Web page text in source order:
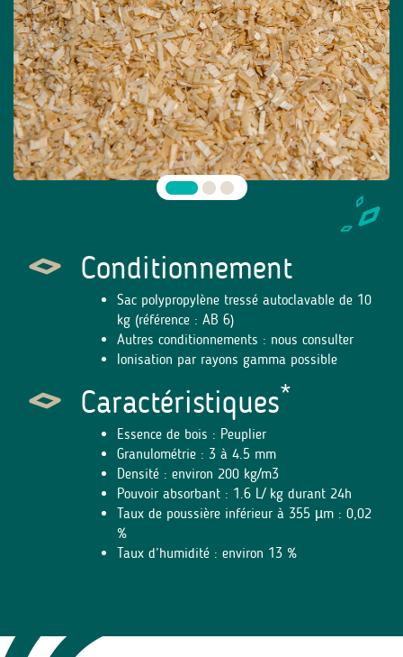
Conditionnement
Sac polypropylène tressé autoclavable de 10
kg (référence : AB 6)
Autres conditionnements : nous consulter
Ionisation par rayons gamma possible
Caractéristiques*
Essence de bois : Peuplier
Granulométrie : 3 à 4.5 mm
Densité : environ 200 kg/m3
Pouvoir absorbant : 1.6 L/ kg durant 24h
Taux de poussière inférieur à 355 µm : 0,02
%
Taux d’humidité : environ 13 %